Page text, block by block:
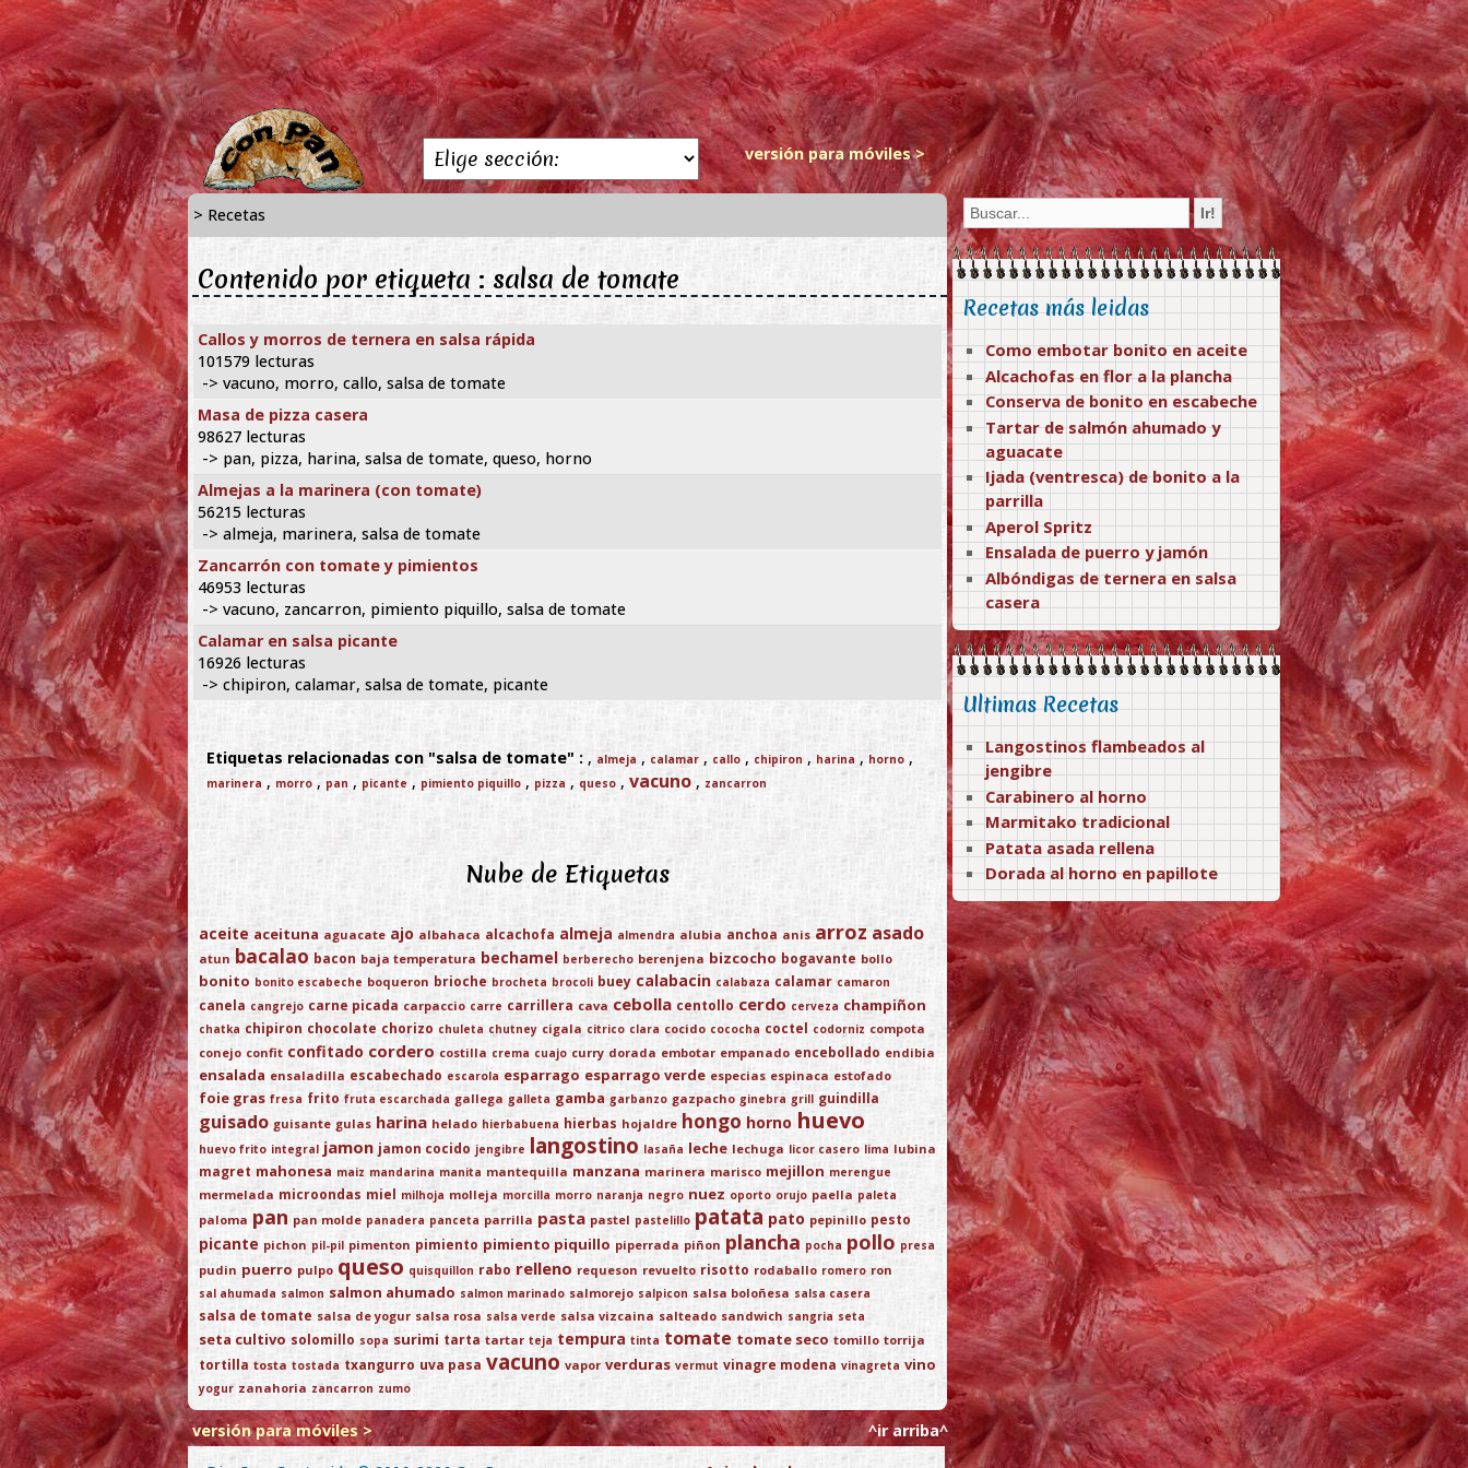
versión para móviles >
> Recetas
Contenido por etiqueta : salsa de tomate
Callos y morros de ternera en salsa rápida
101579 lecturas
-> vacuno, morro, callo, salsa de tomate
Masa de pizza casera
98627 lecturas
-> pan, pizza, harina, salsa de tomate, queso, horno
Almejas a la marinera (con tomate)
56215 lecturas
-> almeja, marinera, salsa de tomate
Zancarrón con tomate y pimientos
46953 lecturas
-> vacuno, zancarron, pimiento piquillo, salsa de tomate
Calamar en salsa picante
16926 lecturas
-> chipiron, calamar, salsa de tomate, picante
Etiquetas relacionadas con "salsa de tomate" : , almeja , calamar , callo , chipiron , harina , horno ,
marinera , morro , pan , picante, pimiento piquillo , pizza , queso ,vacuno , zancarron
Nube de Etiquetas
aceite aceituna aguacate ajo albahaca alcachofa almeja almendra alubia anchoa anis arroz asado
atun bacalao bacon baja temperatura bechamel berberecho berenjena bizcocho bogavante bollo
bonito bonito escabeche boqueron brioche brocheta brocoli buey calabacin calabaza calamar camaron
canela cangrejo carne picada carpaccio carre carrillera cava cebolla centollo cerdo cerveza champiñon
chatka chipiron chocolate chorizo chuleta chutney cigala citrico clara cocido cococha coctel codorniz compota
conejo confit confitado cordero costilla crema cuajo curry dorada embotar empanado encebollado endibia
ensalada ensaladilla escabechado escarola esparrago esparrago verde especias espinaca estofado
foie gras fresa frito fruta escarchada gallega galleta gamba garbanzo gazpacho ginebra grill guindilla
guisado guisante gulas harina helado hierbabuena hierbas hojaldre hongo horno huevo
huevo frito integral jamon jamon cocido jengibre langostino lasaña leche lechuga licor casero lima lubina
magret mahonesa maiz mandarina manita mantequilla manzana marinera marisco mejillon merengue
mermelada microondas miel milhoja molleja morcilla morro naranja negro nuez oporto orujo paella paleta
paloma pan pan molde panadera panceta parrilla pasta pastel pastelillo patata pato pepinillo pesto
picante pichon pil-pil pimenton pimiento pimiento piquillo piperrada piñon plancha pocha pollo presa
pudin puerro pulpo queso quisquillon rabo relleno requeson revuelto risotto rodaballo romero ron
sal ahumada salmon salmon ahumado salmon marinado salmorejo salpicon salsa boloñesa salsa casera
salsa de tomate salsa de yogur salsa rosa salsa verde salsa vizcaina salteado sandwich sangria seta
seta cultivo solomillo sopa surimi tarta tartar teja tempura tinta tomate tomate seco tomillo torrija
tortilla tosta tostada txangurro uva pasa vacuno vapor verduras vermut vinagre modena vinagreta vino
yogur zanahoria zancarron zumo
versión para móviles >
^ir arriba^
Recetas más leidas
Como embotar bonito en aceite
Alcachofas en flor a la plancha
Conserva de bonito en escabeche
Tartar de salmón ahumado y
aguacate
Ijada (ventresca) de bonito a la
parrilla
Aperol Spritz
Ensalada de puerro y jamón
Albóndigas de ternera en salsa
casera
Ultimas Recetas
Langostinos flambeados al
jengibre
Carabinero al horno
Marmitako tradicional
Patata asada rellena
Dorada al horno en papillote